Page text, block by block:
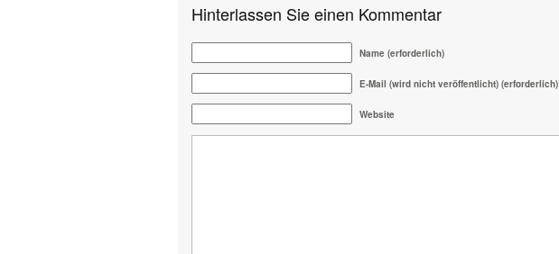
Hinterlassen Sie einen Kommentar
Name (erforderlich)
E-Mail (wird nicht veröffentlicht) (erforderlich)
Website